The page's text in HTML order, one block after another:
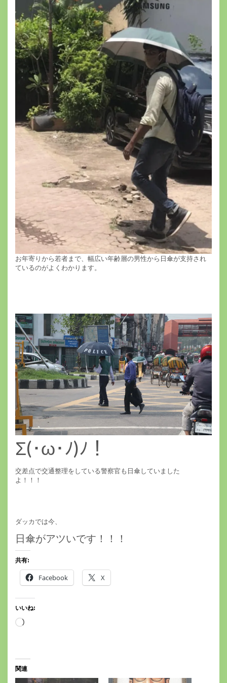
お年寄りから若者まで、幅広い年齢層の男性から日傘が支持され
ているのがよくわかります。
Σ(･ω･ﾉ)ﾉ！
交差点で交通整理をしている警察官も日傘していました
よ！！！
ダッカでは今、
日傘がアツいです！！！
共有:
Facebook X
いいね:
読
中…
関連